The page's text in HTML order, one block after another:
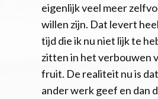
eigenlijk veel meer
willen zijn. Dat levert
tijd die ik nu niet lijk te
zitten in het verbouwen
fruit. De realiteit nu is
ander werk geef en dan